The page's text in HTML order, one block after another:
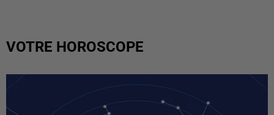
VOTRE HOROSCOPE